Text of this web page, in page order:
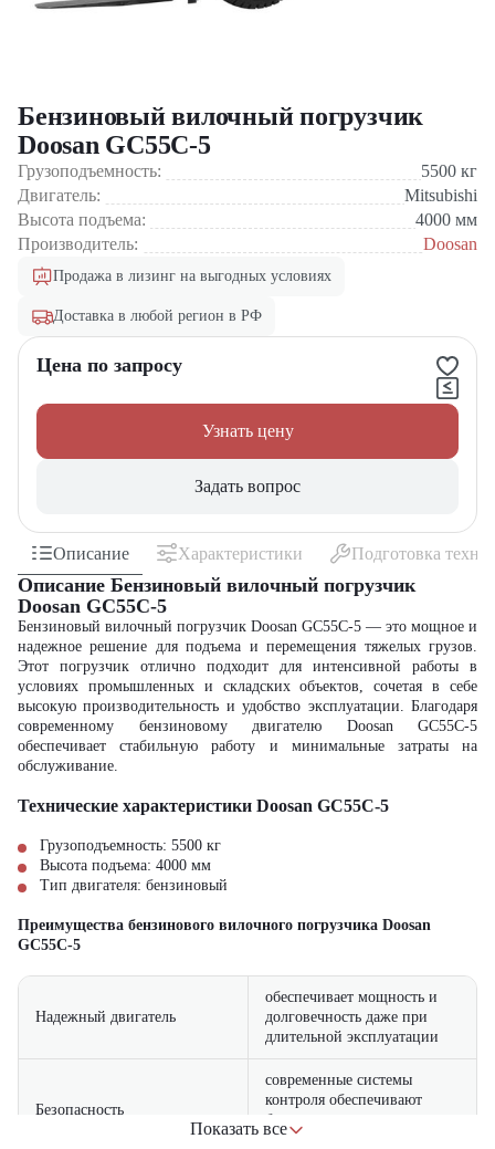
Бензиновый вилочный погрузчик
Doosan GC55C-5
Грузоподъемность: 5500 кг
Двигатель:
Mitsubishi
Высота подъема:
4000 мм
Производитель:
Doosan
Продажа в лизинг на выгодных условиях
Доставка в любой регион в РФ
Цена по запросу
Узнать цену
Задать вопрос
Описание Характеристики Подготовка
Описание Бензиновый вилочный погрузчик
Doosan GC55C-5
Бензиновый вилочный погрузчик Doosan GC55C-5 — это мощное и
надежное решение для подъема и перемещения тяжелых грузов.
Этот погрузчик отлично подходит для интенсивной работы в
условиях промышленных и складских объектов, сочетая в себе
высокую производительность и удобство эксплуатации. Благодаря
современному бензиновому двигателю Doosan GC55C-5
обеспечивает стабильную работу и минимальные затраты на
обслуживание.
Технические характеристики Doosan GC55C-5
Грузоподъемность: 5500 кг
Высота подъема: 4000 мм
Тип двигателя: бензиновый
Преимущества бензинового вилочного погрузчика Doosan
GC55C-5
Надежный двигатель
обеспечивает мощность и
долговечность даже при
длительной эксплуатации
Безопасность
современные системы
контроля обеспечивают
безопасность оператора и
груза
Показать все